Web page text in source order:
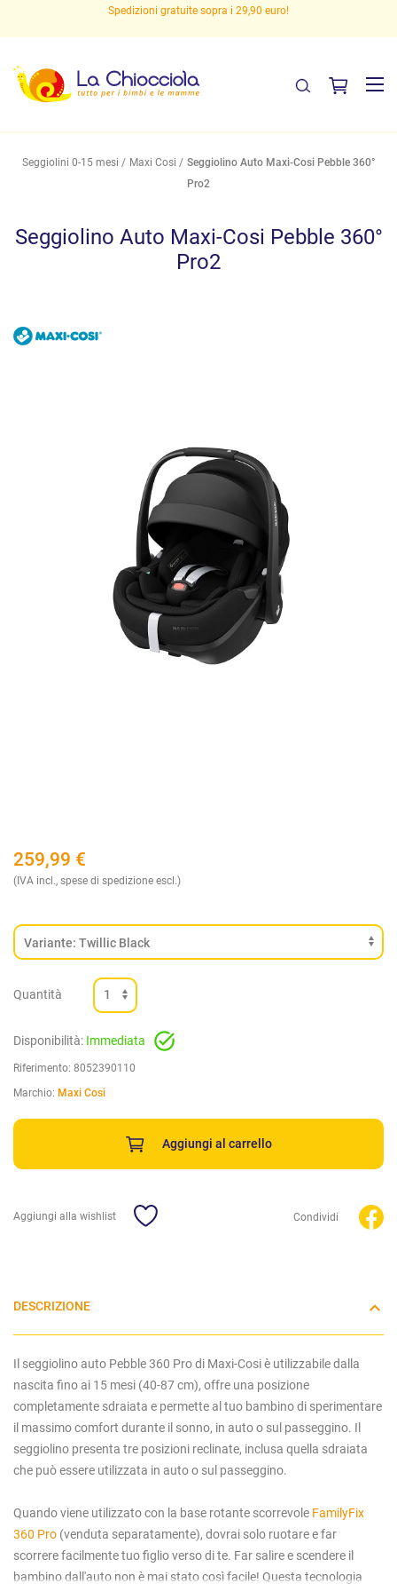
Spedizioni gratuite sopra i 29,90 euro!
Seggiolini 0-15 mesi Maxi Cosi
Seggiolino Auto Maxi-Cosi Pebble 360°
Pro2
Seggiolino Auto Maxi-Cosi Pebble 360°
Pro2
259,99 €
(IVA incl., spese di spedizione escl.)
Quantità
Disponibilità: Immediata
Riferimento: 8052390110
Marchio: Maxi Cosi
Aggiungi al carrello
Aggiungi alla wishlist Condividi
DESCRIZIONE
Il seggiolino auto Pebble 360 Pro di Maxi-Cosi è utilizzabile dalla
nascita fino ai 15 mesi (40-87 cm), offre una posizione
completamente sdraiata e permette al tuo bambino di sperimentare
il massimo comfort durante il sonno, in auto o sul passeggino. Il
seggiolino presenta tre posizioni reclinate, inclusa quella sdraiata
che può essere utilizzata in auto o sul passeggino.
Quando viene utilizzato con la base rotante scorrevole FamilyFix
360 Pro (venduta separatamente), dovrai solo ruotare e far
scorrere facilmente tuo figlio verso di te. Far salire e scendere il
bambino dall'auto non è mai stato così facile! Questa tecnologia